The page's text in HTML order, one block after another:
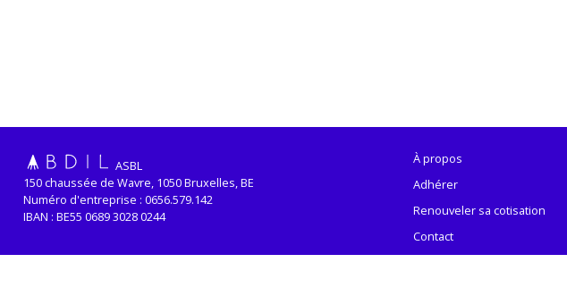
ASBL
150 chaussée de Wavre, 1050 Bruxelles, BE
Numéro d'entreprise : 0656.579.142
IBAN : BE55 0689 3028 0244
À propos
Adhérer
Renouveler sa cotisation
Contact